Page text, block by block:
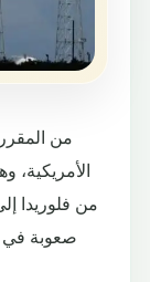
من
الأمريكية،
من فلوريدا
صعوبة في